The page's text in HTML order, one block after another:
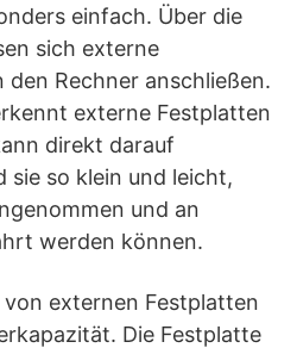
einfach. Über die
sich externe
Rechner anschließen.
externe Festplatten
direkt darauf
sie so klein und leicht,
und an
werden können.
externen Festplatten
Die Festplatte